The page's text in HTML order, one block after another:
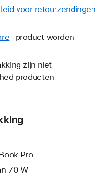
voor retourzendingen
Hierdoor
er
een
-product worden
zijn niet
producten
Pro
70 W